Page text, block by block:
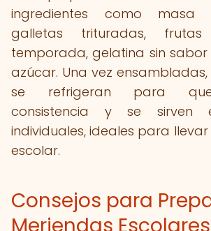
ingredientes como masa
galletas trituradas,
temporada, gelatina sin
azúcar. Una vez
se refrigeran para
consistencia y se sirven
individuales, ideales para
escolar.
Consejos para